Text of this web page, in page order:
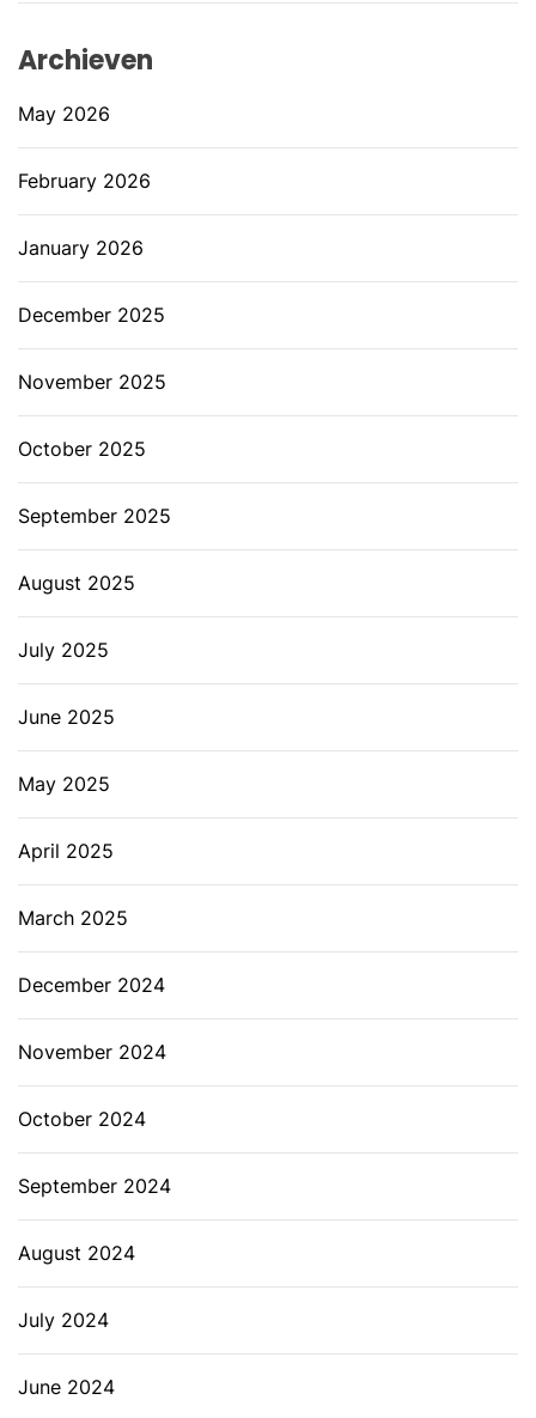
Archieven
May 2026
February 2026
January 2026
December 2025
November 2025
October 2025
September 2025
August 2025
July 2025
June 2025
May 2025
April 2025
March 2025
December 2024
November 2024
October 2024
September 2024
August 2024
July 2024
June 2024